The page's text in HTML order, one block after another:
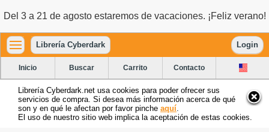
Del 3 a 21 de agosto estaremos de vacaciones. ¡Feliz verano!
Librería Cyberdark Login
Inicio Buscar Carrito Contacto
Librería Cyberdark.net usa cookies para poder ofrecer sus
servicios de compra. Si desea más información acerca de qué
son y en qué le afectan por favor pinche aquí
El uso de nuestro sitio web implica la aceptación de estas cookies.